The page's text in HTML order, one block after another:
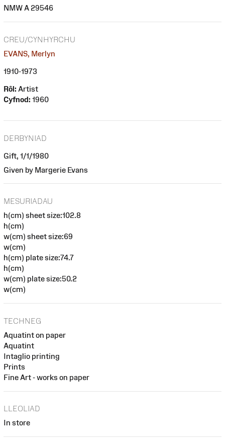
NMW A 29546
CREU/CYNHYRCHU
EVANS, Merlyn
1910-1973
Rôl: Artist
Cyfnod: 1960
DERBYNIAD
Gift, 1/1/1980
Given by Margerie Evans
MESURIADAU
h(cm) sheet size:102.8
h(cm)
w(cm) sheet size:69
w(cm)
h(cm) plate size:74.7
h(cm)
w(cm) plate size:50.2
w(cm)
TECHNEG
Aquatint on paper
Aquatint
Intaglio printing
Prints
Fine Art - works on paper
LLEOLIAD
In store